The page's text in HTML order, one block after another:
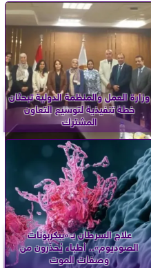
وزارة العمل والمنظمة الدولية تبحثان
خطة تنفيذية لتوسيع التعاون
المشترك
علاج السرطان بـ «بيكربونات
الصوديوم».. أطباء يُحذّرون من
وصفات الموت